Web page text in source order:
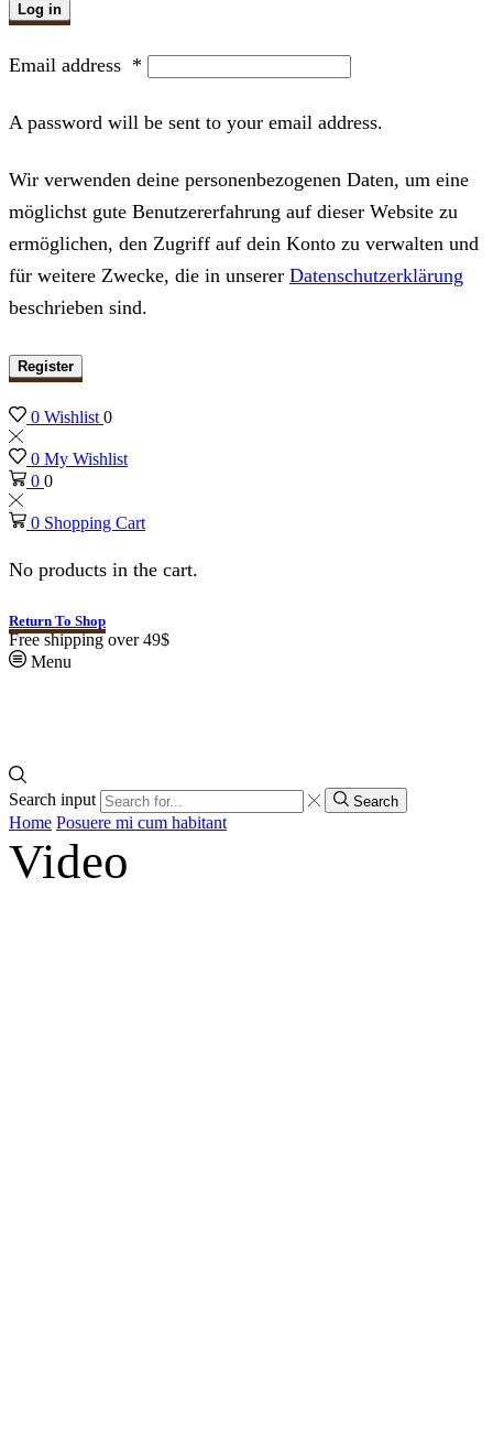
Log in
Email address *
A password will be sent to your email address.
Wir verwenden deine personenbezogenen Daten, um eine
möglichst gute Benutzererfahrung auf dieser Website zu
ermöglichen, den Zugriff auf dein Konto zu verwalten und
für weitere Zwecke, die in unserer Datenschutzerklärung
beschrieben sind.
Register
0 Wishlist 0
0 My Wishlist
0 0
0 Shopping Cart
No products in the cart.
Return To Shop
Free shipping over 49$
Menu
Search input Search
Home Posuere mi cum habitant
Video